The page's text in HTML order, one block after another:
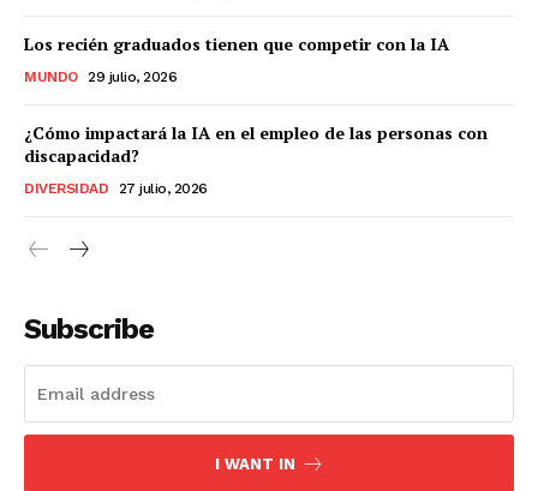
Los recién graduados tienen que competir con la IA
MUNDO 29 julio, 2026
¿Cómo impactará la IA en el empleo de las personas con
discapacidad?
DIVERSIDAD 27 julio, 2026
Subscribe
I WANT IN